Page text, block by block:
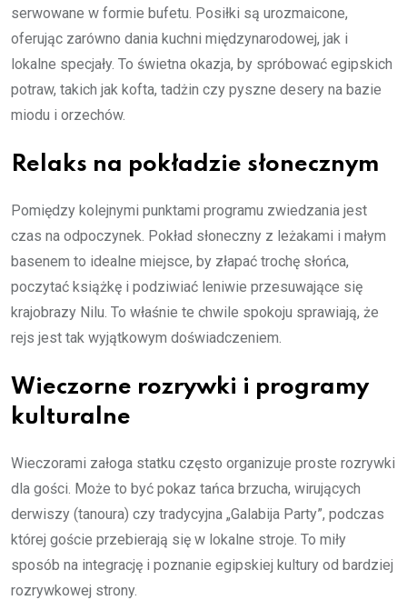
serwowane w formie bufetu. Posiłki są urozmaicone,
oferując zarówno dania kuchni międzynarodowej, jak i
lokalne specjały. To świetna okazja, by spróbować egipskich
potraw, takich jak kofta, tadżin czy pyszne desery na bazie
miodu i orzechów.
Relaks na pokładzie słonecznym
Pomiędzy kolejnymi punktami programu zwiedzania jest
czas na odpoczynek. Pokład słoneczny z leżakami i małym
basenem to idealne miejsce, by złapać trochę słońca,
poczytać książkę i podziwiać leniwie przesuwające się
krajobrazy Nilu. To właśnie te chwile spokoju sprawiają, że
rejs jest tak wyjątkowym doświadczeniem.
Wieczorne rozrywki i programy
kulturalne
Wieczorami załoga statku często organizuje proste rozrywki
dla gości. Może to być pokaz tańca brzucha, wirujących
derwiszy (tanoura) czy tradycyjna „Galabija Party”, podczas
której goście przebierają się w lokalne stroje. To miły
sposób na integrację i poznanie egipskiej kultury od bardziej
rozrywkowej strony.